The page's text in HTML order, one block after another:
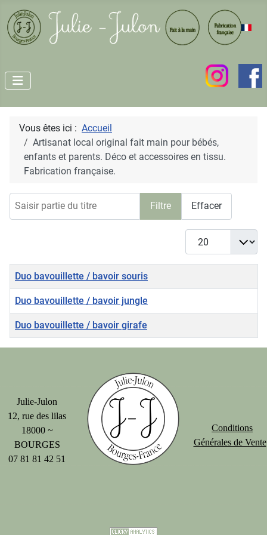
Vous êtes ici : Accueil
Artisanat local original fait main pour bébés,
enfants et parents. Déco et accessoires en tissu.
Fabrication française.
Filtre Effacer
Afficher #
Titre
Duo bavouillette / bavoir souris
Duo bavouillette / bavoir jungle
Duo bavouillette / bavoir girafe
Julie-Julon
12, rue des lilas
18000 ~
BOURGES
07 81 81 42 51
Conditions
Générales de Vente